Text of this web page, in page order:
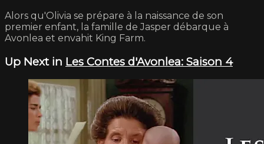
Alors qu'Olivia se prépare à la naissance de son
premier enfant, la famille de Jasper débarque à
Avonlea et envahit King Farm.
Up Next in Les Contes d'Avonlea: Saison 4